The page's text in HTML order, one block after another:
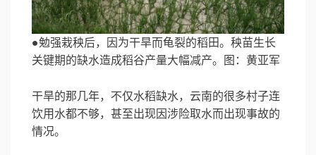
●勉强栽秧后，因为干旱而龟裂的稻田。秧苗生长
关键期的缺水造成稻谷产量大幅减产。图：黄亚军
干旱的那几年，不仅水稻缺水，云南的很多村子连
饮用水都不够，甚至出现因涉险取水而出现事故的
情况。